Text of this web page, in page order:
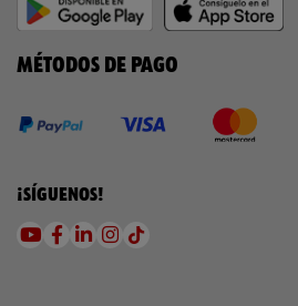
MÉTODOS DE PAGO
¡SÍGUENOS!